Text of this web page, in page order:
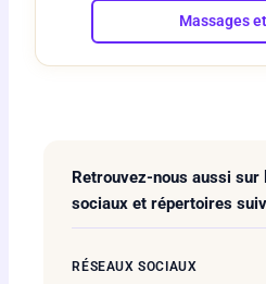
Massages
Retrouvez-nous aussi
sociaux et répertoires
RÉSEAUX SOCIAUX